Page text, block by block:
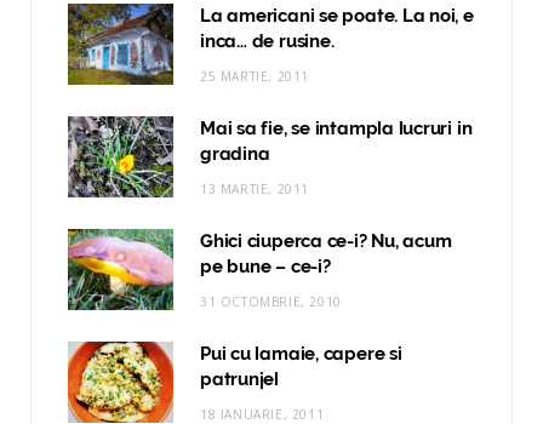
La americani se poate. La noi, e
inca… de rusine.
25 MARTIE, 2011
Mai sa fie, se intampla lucruri in
gradina
13 MARTIE, 2011
Ghici ciuperca ce-i? Nu, acum
pe bune – ce-i?
31 OCTOMBRIE, 2010
Pui cu lamaie, capere si
patrunjel
18 IANUARIE, 2011